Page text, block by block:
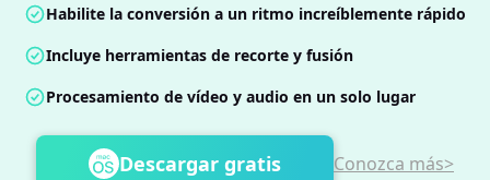
Habilite la conversión a un ritmo increíblemente rápido
Incluye herramientas de recorte y fusión
Procesamiento de vídeo y audio en un solo lugar
Descargar gratis Conozca más>